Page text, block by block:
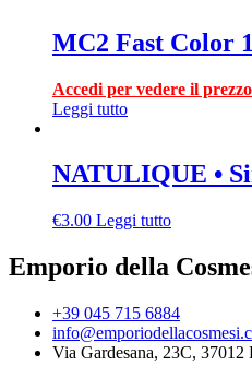
MC2 Fast Color
Accedi per vedere il prezzo
Leggi tutto
NATULIQUE •
€3.00 Leggi tutto
Emporio della
+39 045 715 6884
Via Gardesana, 23C, 37012